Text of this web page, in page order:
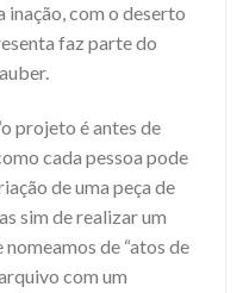
inação, com o deserto
faz parte do
projeto é antes de
cada pessoa pode
de uma peça de
sim de realizar um
de “atos de
com um